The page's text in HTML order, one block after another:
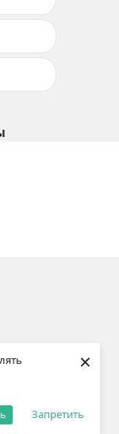
Запретить
×